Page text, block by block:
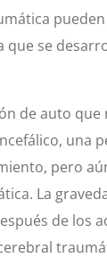
se
de auto que
una
pero
La
de los